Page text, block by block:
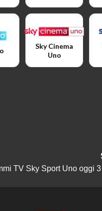
Sky Cinema
Uno
TV Sky Sport Uno oggi